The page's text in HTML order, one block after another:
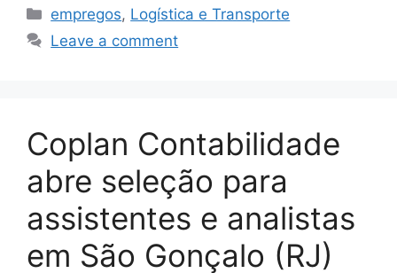
Categories
empregos, Logística e Transporte
Leave a comment
Coplan Contabilidade
abre seleção para
assistentes e analistas
em São Gonçalo (RJ)